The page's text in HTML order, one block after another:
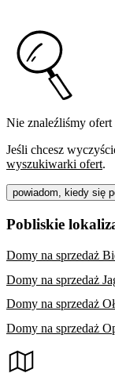
Nie znaleźliśmy ofert
Jeśli chcesz
wyszukiwarki ofert.
powiadom, kiedy się
Pobliskie
Domy na sprzedaż
Domy na sprzedaż
Domy na sprzedaż
Domy na sprzedaż